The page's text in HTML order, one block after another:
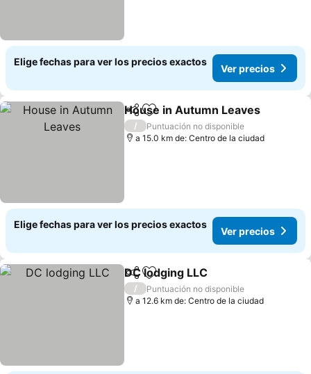
Elige fechas para ver los precios exactos
Ver precios
CompartirAgregar a favoritos
House in Autumn Leaves
/
Puntuación no disponible
a 15.0 km de: Centro de la ciudad
Elige fechas para ver los precios exactos
Ver precios
CompartirAgregar a favoritos
DC lodging LLC
/
Puntuación no disponible
a 12.6 km de: Centro de la ciudad